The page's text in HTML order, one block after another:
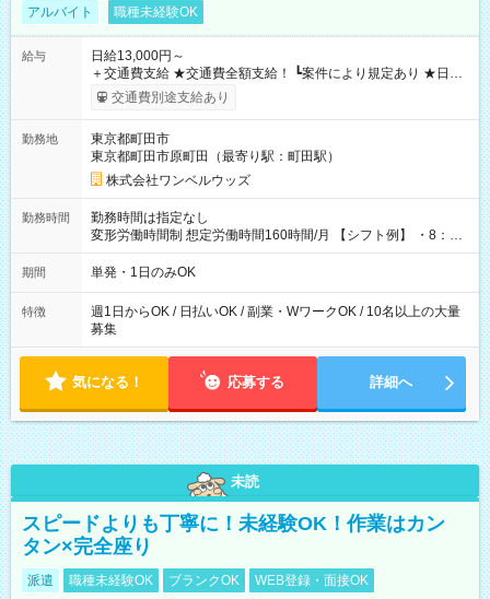
アルバイト 職種未経験OK
給与
日給13,000円～
＋交通費支給 ★交通費全額支給！ ┗案件により規定あり ★日払
いOK！（規定あり） ┗働いたその日に現金GET♪ お仕事後はコ
ンビニATMから 日払い分を引き落とせます！ 【試用期間】試
交通費別途支給あり
勤務地
東京都町田市
東京都町田市原町田（最寄り駅：町田駅）
株式会社ワンベルウッズ
勤務時間
勤務時間は指定なし
変形労働時間制 想定労働時間160時間/月 【シフト例】 ・8：00
～21：00
期間 単発・1日のみOK
特徴
週1日からOK / 日払いOK / 副業・WワークOK / 10名以上の大量
募集
気になる！ 応募する 詳細へ
未読
スピードよりも丁寧に！未経験OK！作業はカン
タン×完全座り
派遣 職種未経験OK ブランクOK WEB登録・面接OK